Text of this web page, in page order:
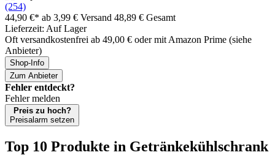
(254)
44,90 €* ab 3,99 € Versand 48,89 € Gesamt
Lieferzeit: Auf Lager
Oft versandkostenfrei ab 49,00 € oder mit Amazon Prime (siehe
Anbieter)
Shop-Info
Zum Anbieter
Fehler entdeckt?
Fehler melden
Preis zu hoch?
Preisalarm setzen
Top 10 Produkte in Getränkekühlschrank